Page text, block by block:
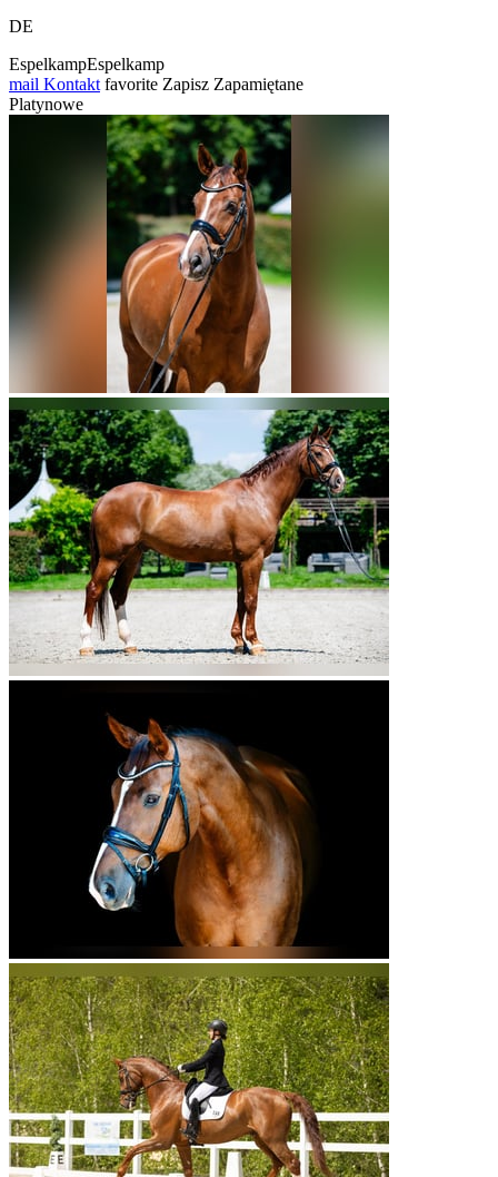
DE
EspelkampEspelkamp
mail Kontakt favorite Zapisz Zapamiętane
Platynowe